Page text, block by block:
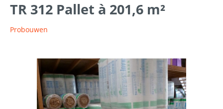
TR 312 Pallet à 201,6 m²
Probouwen